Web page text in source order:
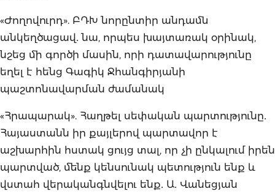
«Ժողովուրդ». ԲԴԽ նորընտիր անդամն
անկեղծացավ․ նա, որպես խայտառակ օրինակ,
նշեց մի գործի մասին, որի դատավարությունը
եղել է հենց Գագիկ Ջհանգիրյանի
պաշտոնավարման ժամանակ
«Հրապարակ». Հաղթել սեփական պարտությունը․
Հայաստանն իր քայլերով պարտավոր է
աշխարհին հստակ ցույց տալ, որ չի ընկալում իրեն
պարտված, մենք կենսունակ պետություն ենք և
վստահ վերականգնվելու ենք․ Ա․ Վանեցյան